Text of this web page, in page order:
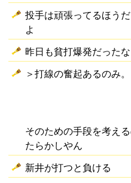
投手は頑張ってるほう
よ
昨日も貧打爆発だったな
＞打線の奮起あるのみ。
そのための手段を考え
たらかしやん
新井が打つと負ける